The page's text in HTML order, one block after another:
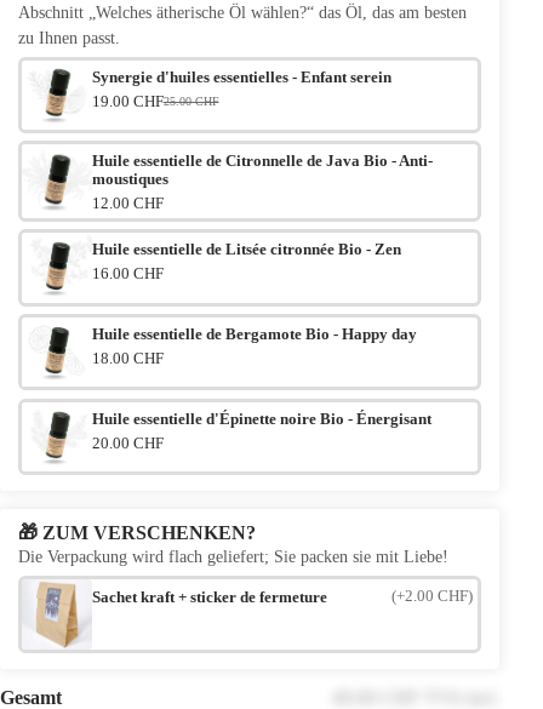
Abschnitt „Welches ätherische Öl wählen?“ das Öl, das am besten
zu Ihnen passt.
Synergie d'huiles essentielles - Enfant serein
25.00 CHF
Le prix initial était : 25.00 CHF.
19.00 CHFLe prix actuel est : 19.00 CHF.
Huile essentielle de Citronnelle de Java Bio - Anti-
moustiques
12.00 CHF
Huile essentielle de Litsée citronnée Bio - Zen
16.00 CHF
Huile essentielle de Bergamote Bio - Happy day
18.00 CHF
Huile essentielle d'Épinette noire Bio - Énergisant
20.00 CHF
🎁 ZUM VERSCHENKEN?
Die Verpackung wird flach geliefert; Sie packen sie mit Liebe!
Sachet kraft + sticker de fermeture (+2.00 CHF)
Gesamt